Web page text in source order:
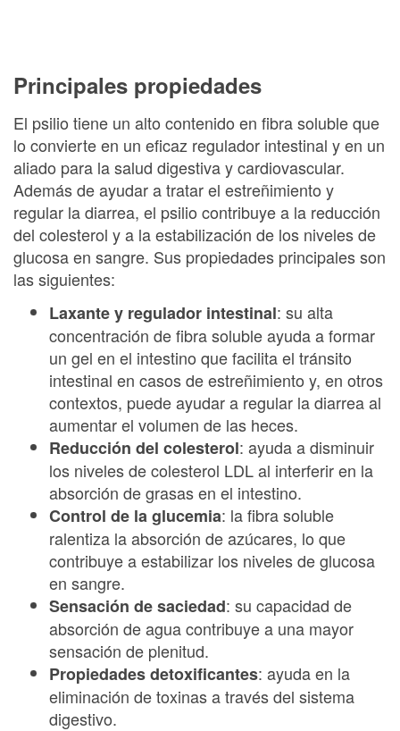
Principales propiedades
El psilio tiene un alto contenido en fibra soluble que
lo convierte en un eficaz regulador intestinal y en un
aliado para la salud digestiva y cardiovascular.
Además de ayudar a tratar el estreñimiento y
regular la diarrea, el psilio contribuye a la reducción
del colesterol y a la estabilización de los niveles de
glucosa en sangre. Sus propiedades principales son
las siguientes:
Laxante y regulador intestinal: su alta
concentración de fibra soluble ayuda a formar
un gel en el intestino que facilita el tránsito
intestinal en casos de estreñimiento y, en otros
contextos, puede ayudar a regular la diarrea al
aumentar el volumen de las heces.
Reducción del colesterol: ayuda a disminuir
los niveles de colesterol LDL al interferir en la
absorción de grasas en el intestino.
Control de la glucemia: la fibra soluble
ralentiza la absorción de azúcares, lo que
contribuye a estabilizar los niveles de glucosa
en sangre.
Sensación de saciedad: su capacidad de
absorción de agua contribuye a una mayor
sensación de plenitud.
Propiedades detoxificantes: ayuda en la
eliminación de toxinas a través del sistema
digestivo.